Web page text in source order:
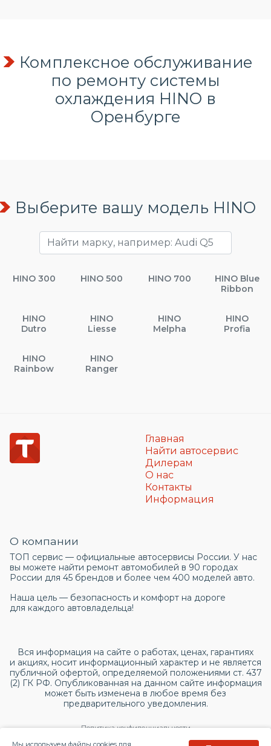
Комплексное обслуживание
по ремонту системы
охлаждения HINO в
Оренбурге
Выберите вашу модель HINO
HINO 300 HINO 500 HINO 700
HINO Blue
Ribbon
HINO
Dutro
HINO
Liesse
HINO
Melpha
HINO
Profia
HINO
Rainbow
HINO
Ranger
Главная
Найти автосервис
Дилерам
О нас
Контакты
Информация
О компании
ТОП сервис — официальные автосервисы России. У нас
вы можете найти ремонт автомобилей в 90 городах
России для 45 брендов и более чем 400 моделей авто.
Наша цель — безопасность и комфорт на дороге
для каждого автовладельца!
Вся информация на сайте о работах, ценах, гарантиях
и акциях, носит информационный характер и не является
публичной офертой, определяемой положениями ст. 437
(2) ГК РФ. Опубликованная на данном сайте информация
может быть изменена в любое время без
предварительного уведомления.
Политика конфиденциальности
Мы используем файлы cookies для